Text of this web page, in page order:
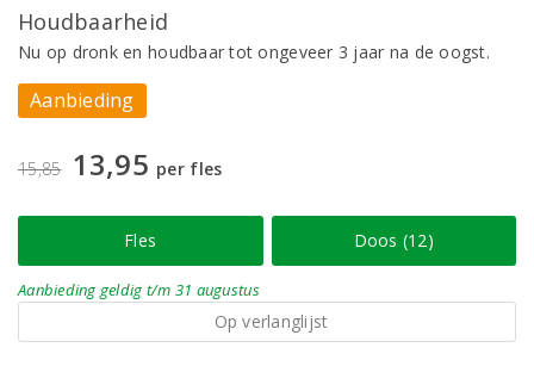
Houdbaarheid
Nu op dronk en houdbaar tot ongeveer 3 jaar na de oogst.
Aanbieding
15,85 13,95 per fles
Fles Doos (12)
Aanbieding geldig t/m 31 augustus
Op verlanglijst